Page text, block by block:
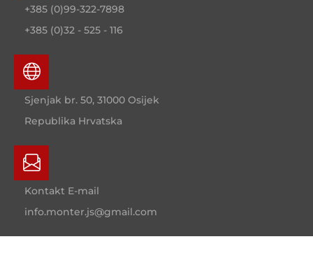
+385 (0)99-322-7898
+385 (0)32 - 525 - 116
Sjenjak br. 50, 31000 Osijek
Republika Hrvatska
Kontakt E-mail
info.monter.js@gmail.com